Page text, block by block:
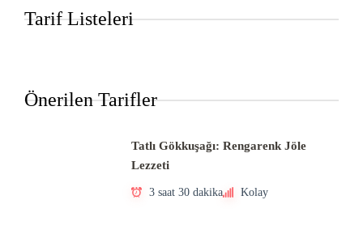
Tarif Listeleri
Önerilen Tarifler
Tatlı Gökkuşağı: Rengarenk Jöle
Lezzeti
3 saat 30 dakika Kolay